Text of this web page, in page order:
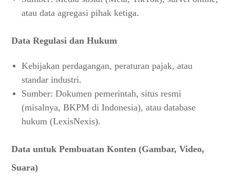
atau data agregasi pihak ketiga.
Data Regulasi dan Hukum
Kebijakan perdagangan, peraturan pajak, atau
standar industri.
Sumber: Dokumen pemerintah, situs resmi
(misalnya, BKPM di Indonesia), atau database
hukum (LexisNexis).
Data untuk Pembuatan Konten (Gambar, Video,
Suara)